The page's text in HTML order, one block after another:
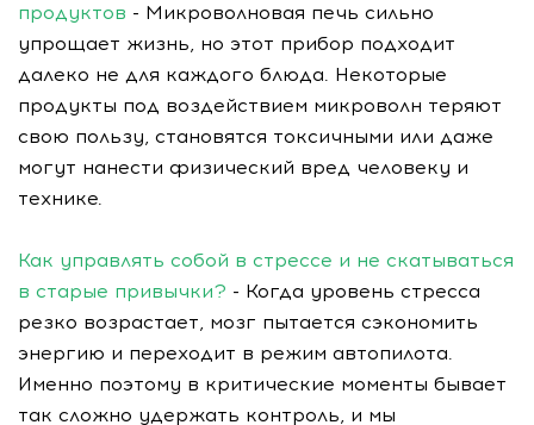
продуктов - Микроволновая печь сильно
упрощает жизнь, но этот прибор подходит
далеко не для каждого блюда. Некоторые
продукты под воздействием микроволн теряют
свою пользу, становятся токсичными или даже
могут нанести физический вред человеку и
технике.
Как управлять собой в стрессе и не скатываться
в старые привычки? - Когда уровень стресса
резко возрастает, мозг пытается сэкономить
энергию и переходит в режим автопилота.
Именно поэтому в критические моменты бывает
так сложно удержать контроль, и мы